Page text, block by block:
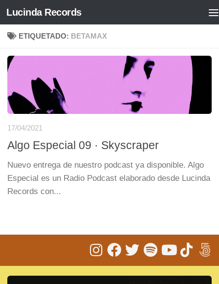
Saltar al contenido
Lucinda Records
ETIQUETADO: BETAMAX
17/04/2021
Algo Especial 09 · Skyscraper
Nuevo entrega de nuestro podcast ya disponible. Algo
Especial es un Radio Podcast elaborado desde Lucinda
Records con...